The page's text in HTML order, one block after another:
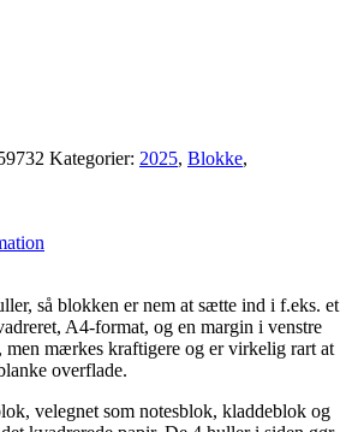
Kategorier: 2025, Blokke,
så blokken er nem at sætte ind i f.eks. et
A4-format, og en margin i venstre
men mærkes kraftigere og er virkelig rart at
overflade.
velegnet som notesblok, kladdeblok og